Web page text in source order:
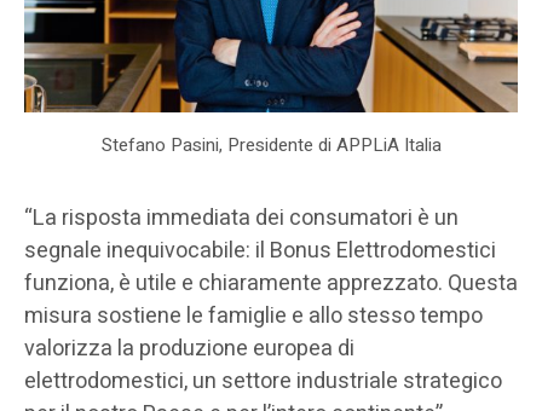
Stefano Pasini, Presidente di APPLiA Italia
“La risposta immediata dei consumatori è un
segnale inequivocabile: il Bonus Elettrodomestici
funziona, è utile e chiaramente apprezzato. Questa
misura sostiene le famiglie e allo stesso tempo
valorizza la produzione europea di
elettrodomestici, un settore industriale strategico